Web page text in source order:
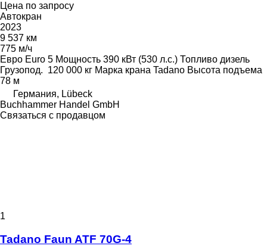
Цена по запросу
Автокран
2023
9 537 км
775 м/ч
Евро Euro 5 Мощность 390 кВт (530 л.с.) Топливо дизель
Грузопод. 120 000 кг Марка крана Tadano Высота подъема
78 м
Германия, Lübeck
Buchhammer Handel GmbH
Связаться с продавцом
1
Tadano Faun ATF 70G-4